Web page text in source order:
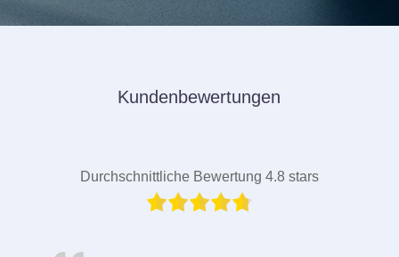
Kundenbewertungen
Durchschnittliche Bewertung 4.8 stars